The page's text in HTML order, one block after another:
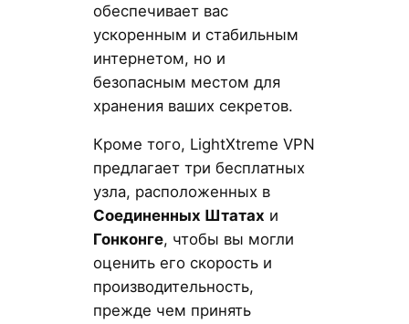
обеспечивает вас
ускоренным и стабильным
интернетом, но и
безопасным местом для
хранения ваших секретов.
Кроме того, LightXtreme VPN
предлагает три бесплатных
узла, расположенных в
Соединенных Штатах и
Гонконге, чтобы вы могли
оценить его скорость и
производительность,
прежде чем принять